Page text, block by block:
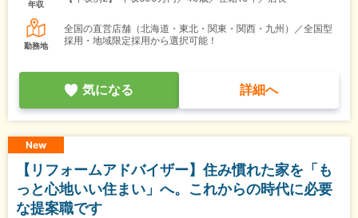
年収
勤務地
全国の直営店舗（北海道・東北・関東・関西・九州）／全国型
採用・地域限定採用から選択可能！
気になる 詳細へ
New
【リフォームアドバイザー】住み慣れた家を「も
っと心地いい住まい」へ。これからの時代に必要
な提案職です